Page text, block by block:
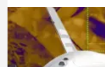
1.08.2026 Gündem